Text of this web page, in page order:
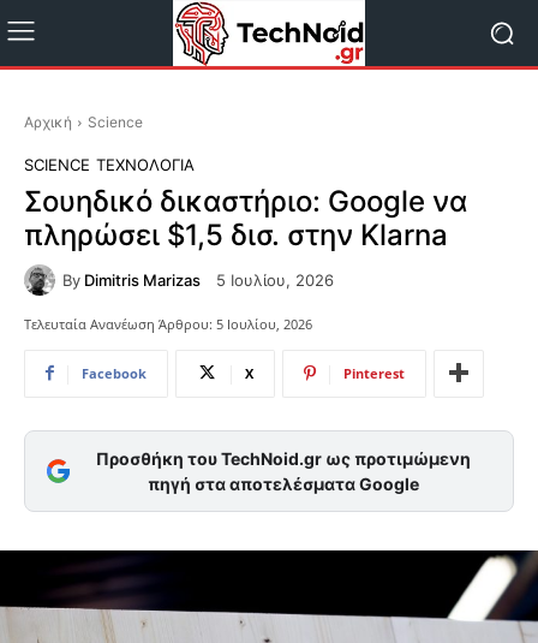
Αρχική Science
SCIENCE ΤΕΧΝΟΛΟΓΊΑ
Σουηδικό δικαστήριο: Google να
πληρώσει $1,5 δισ. στην Klarna
By Dimitris Marizas 5 Ιουλίου, 2026
Τελευταία Ανανέωση Άρθρου: 5 Ιουλίου, 2026
Facebook X Pinterest
Προσθήκη του TechNoid.gr ως προτιμώμενη
πηγή στα αποτελέσματα Google